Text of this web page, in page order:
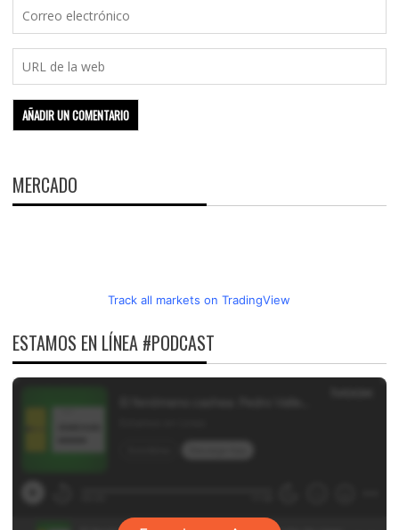
MERCADO
Track all markets on TradingView
ESTAMOS EN LÍNEA #PODCAST